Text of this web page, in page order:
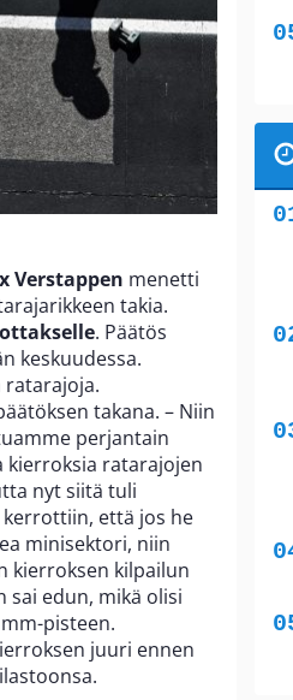
Verstappen menetti
takia.
. Päätös
keskuudessa.
ratarajoja.
takana. – Niin
perjantain
kierroksia ratarajojen
nyt siitä tuli
että jos he
minisektori, niin
kierroksen kilpailun
sai edun, mikä olisi
pisteen.
juuri ennen